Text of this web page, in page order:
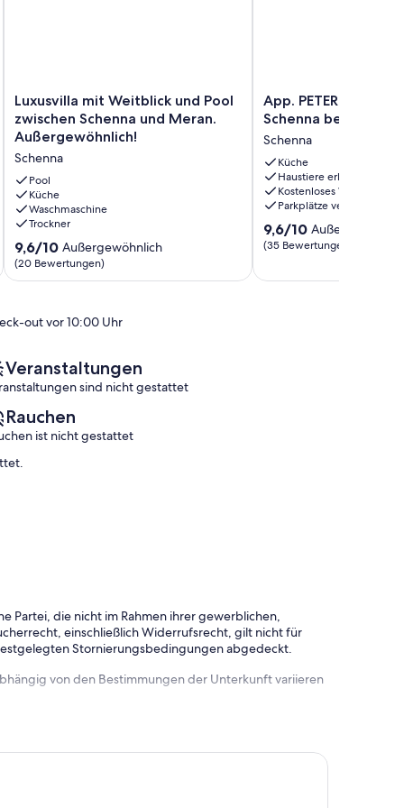
Luxusvilla
mit
Weitblick
Pool
zwischen
Schenna
und
Meran.
Außergewöhnlich!
Schenna
Luxusvilla mit Weitblick und Pool
zwischen Schenna und Meran.
Außergewöhnlich!
Schenna
Pool
Küche
Waschmaschine
Trockner
9.6
von
10,
Bewertungen)
9,6/10 Außergewöhnlich
(20 Bewertungen)
App.
PETER
Haus
Erlenbach
in
Schenna
bei
Meran
Schenna
App. PETER - Haus
Schenna bei Meran
Schenna
Küche
Haustiere erlaubt
Kostenloses WLAN
Parkplätze verfügbar
9.6
von
Außergewöhnlich,
9,6/10
(35 Bewertungen)
out vor 10:00 Uhr
Veranstaltungen
sind nicht gestattet
Rauchen
ist nicht gestattet
Partei, die nicht im Rahmen ihrer gewerblichen,
einschließlich Widerrufsrecht, gilt nicht für
Stornierungsbedingungen abgedeckt.
von den Bestimmungen der Unterkunft variieren